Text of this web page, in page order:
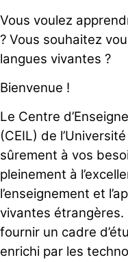
Vous voulez
? Vous souhaitez
langues vivantes ?
Bienvenue !
Le Centre
(CEIL) de
sûrement à vos
pleinement à
l’enseignement et
vivantes
fournir un cadre
enrichi par les